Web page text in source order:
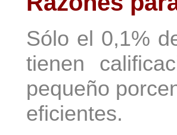
Sólo el 0,1%
tienen
pequeño
eficientes.